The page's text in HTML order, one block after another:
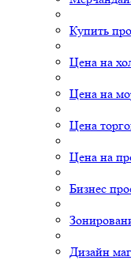
Купить
Цена на
Цена на
Цена
Цена на
Бизнес
Дизайн